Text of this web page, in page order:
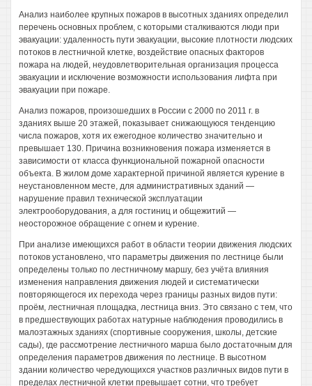
Анализ наиболее крупных пожаров в высотных зданиях определил
перечень основных проблем, с которыми сталкиваются люди при
эвакуации: удаленность пути эвакуации, высокие плотности людских
потоков в лестничной клетке, воздействие опасных факторов
пожара на людей, неудовлетворительная организация процесса
эвакуации и исключение возможности использования лифта при
эвакуации при пожаре.
Анализ пожаров, произошедших в России с 2000 по 2011 г. в
зданиях выше 20 этажей, показывает снижающуюся тенденцию
числа пожаров, хотя их ежегодное количество значительно и
превышает 130. Причина возникновения пожара изменяется в
зависимости от класса функциональной пожарной опасности
объекта. В жилом доме характерной причиной является курение в
неустановленном месте, для административных зданий —
нарушение правил технической эксплуатации
электрооборудования, а для гостиниц и общежитий —
неосторожное обращение с огнем и курение.
При анализе имеющихся работ в области теории движения людских
потоков установлено, что параметры движения по лестнице были
определены только по лестничному маршу, без учёта влияния
изменения направления движения людей и систематически
повторяющегося их перехода через границы разных видов пути:
проём, лестничная площадка, лестница вниз. Это связано с тем, что
в предшествующих работах натурные наблюдения проводились в
малоэтажных зданиях (спортивные сооружения, школы, детские
сады), где рассмотрение лестничного марша было достаточным для
определения параметров движения по лестнице. В высотном
здании количество чередующихся участков различных видов пути в
пределах лестничной клетки превышает сотни, что требует